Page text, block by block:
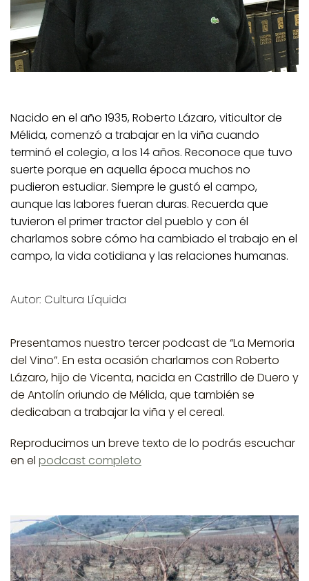
Nacido en el año 1935, Roberto Lázaro, viticultor de
Mélida, comenzó a trabajar en la viña cuando
terminó el colegio, a los 14 años. Reconoce que tuvo
suerte porque en aquella época muchos no
pudieron estudiar. Siempre le gustó el campo,
aunque las labores fueran duras. Recuerda que
tuvieron el primer tractor del pueblo y con él
charlamos sobre cómo ha cambiado el trabajo en el
campo, la vida cotidiana y las relaciones humanas.
Autor: Cultura Líquida
Presentamos nuestro tercer podcast de “La Memoria
del Vino”. En esta ocasión charlamos con Roberto
Lázaro, hijo de Vicenta, nacida en Castrillo de Duero y
de Antolín oriundo de Mélida, que también se
dedicaban a trabajar la viña y el cereal.
Reproducimos un breve texto de lo podrás escuchar
en el podcast completo